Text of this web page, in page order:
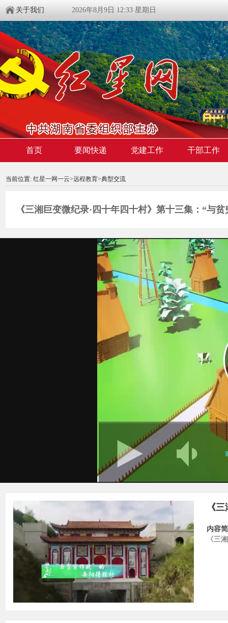
关于我们 2026年8月9日 12:33 星期日
首页 要闻快递 党建工作 干部工作
当前位置: 红星一网一云>远程教育>典型交流
《三湘巨变微纪录·四十年四十村》第十三集：“与
00:00:00 / 05:07
《
内容
《三